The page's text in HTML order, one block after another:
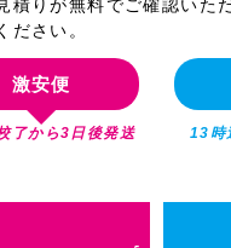
りが無料でご確認いた
ださい。
了から3日後発送
激安便
13時